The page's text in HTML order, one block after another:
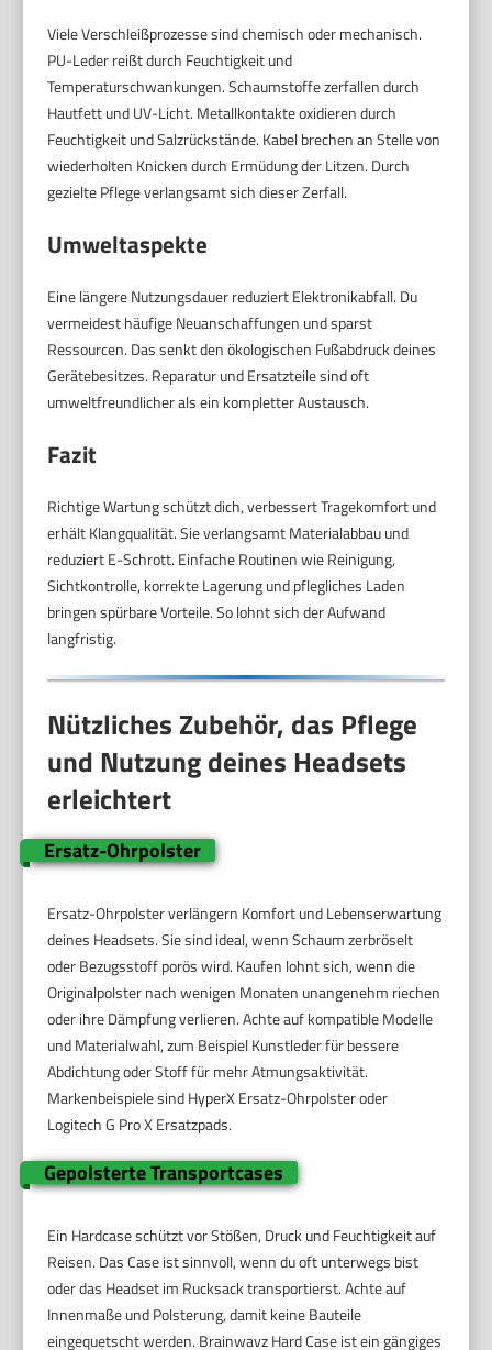
Viele Verschleißprozesse sind chemisch oder mechanisch.
PU-Leder reißt durch Feuchtigkeit und
Temperaturschwankungen. Schaumstoffe zerfallen durch
Hautfett und UV-Licht. Metallkontakte oxidieren durch
Feuchtigkeit und Salzrückstände. Kabel brechen an Stelle von
wiederholten Knicken durch Ermüdung der Litzen. Durch
gezielte Pflege verlangsamt sich dieser Zerfall.
Umweltaspekte
Eine längere Nutzungsdauer reduziert Elektronikabfall. Du
vermeidest häufige Neuanschaffungen und sparst
Ressourcen. Das senkt den ökologischen Fußabdruck deines
Gerätebesitzes. Reparatur und Ersatzteile sind oft
umweltfreundlicher als ein kompletter Austausch.
Fazit
Richtige Wartung schützt dich, verbessert Tragekomfort und
erhält Klangqualität. Sie verlangsamt Materialabbau und
reduziert E-Schrott. Einfache Routinen wie Reinigung,
Sichtkontrolle, korrekte Lagerung und pflegliches Laden
bringen spürbare Vorteile. So lohnt sich der Aufwand
langfristig.
Nützliches Zubehör, das Pflege
und Nutzung deines Headsets
erleichtert
Ersatz-Ohrpolster
Ersatz-Ohrpolster verlängern Komfort und Lebenserwartung
deines Headsets. Sie sind ideal, wenn Schaum zerbröselt
oder Bezugsstoff porös wird. Kaufen lohnt sich, wenn die
Originalpolster nach wenigen Monaten unangenehm riechen
oder ihre Dämpfung verlieren. Achte auf kompatible Modelle
und Materialwahl, zum Beispiel Kunstleder für bessere
Abdichtung oder Stoff für mehr Atmungsaktivität.
Markenbeispiele sind HyperX Ersatz-Ohrpolster oder
Logitech G Pro X Ersatzpads.
Gepolsterte Transportcases
Ein Hardcase schützt vor Stößen, Druck und Feuchtigkeit auf
Reisen. Das Case ist sinnvoll, wenn du oft unterwegs bist
oder das Headset im Rucksack transportierst. Achte auf
Innenmaße und Polsterung, damit keine Bauteile
eingequetscht werden. Brainwavz Hard Case ist ein gängiges